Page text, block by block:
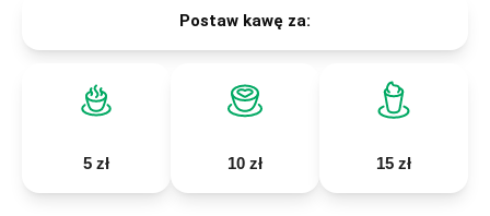
Postaw kawę za:
5 zł 10 zł 15 zł